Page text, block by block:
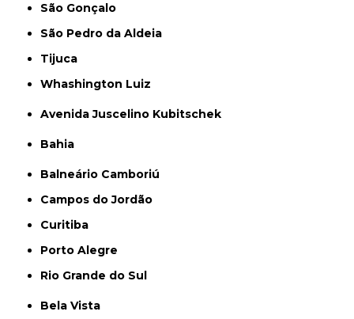
São Gonçalo
São Pedro da Aldeia
Tijuca
Whashington Luiz
Avenida Juscelino Kubitschek
Bahia
Balneário Camboriú
Campos do Jordão
Curitiba
Porto Alegre
Rio Grande do Sul
Bela Vista